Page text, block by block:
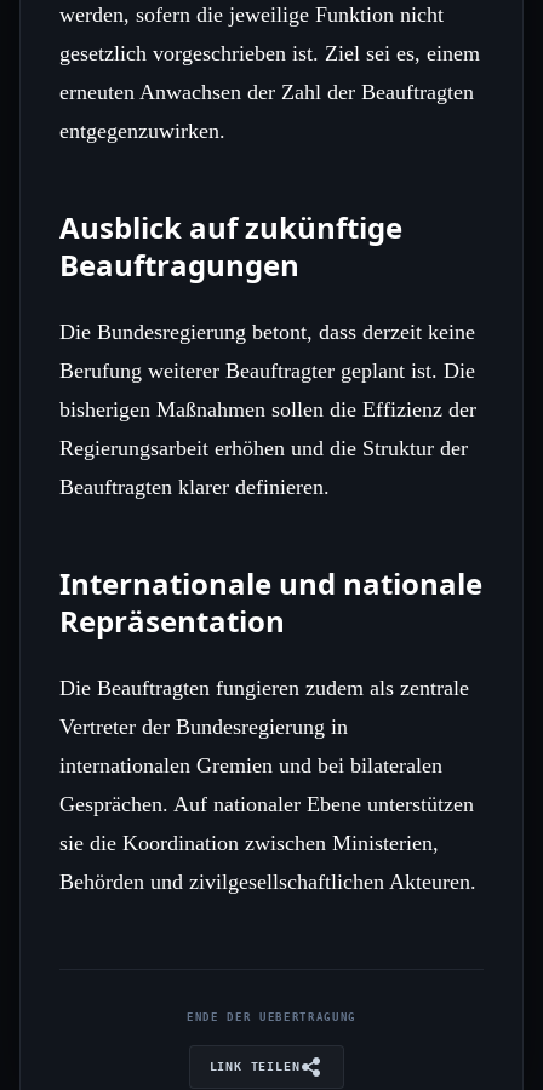
werden, sofern die jeweilige Funktion nicht
gesetzlich vorgeschrieben ist. Ziel sei es, einem
erneuten Anwachsen der Zahl der Beauftragten
entgegenzuwirken.
Ausblick auf zukünftige
Beauftragungen
Die Bundesregierung betont, dass derzeit keine
Berufung weiterer Beauftragter geplant ist. Die
bisherigen Maßnahmen sollen die Effizienz der
Regierungsarbeit erhöhen und die Struktur der
Beauftragten klarer definieren.
Internationale und nationale
Repräsentation
Die Beauftragten fungieren zudem als zentrale
Vertreter der Bundesregierung in
internationalen Gremien und bei bilateralen
Gesprächen. Auf nationaler Ebene unterstützen
sie die Koordination zwischen Ministerien,
Behörden und zivilgesellschaftlichen Akteuren.
ENDE DER UEBERTRAGUNG
LINK TEILEN